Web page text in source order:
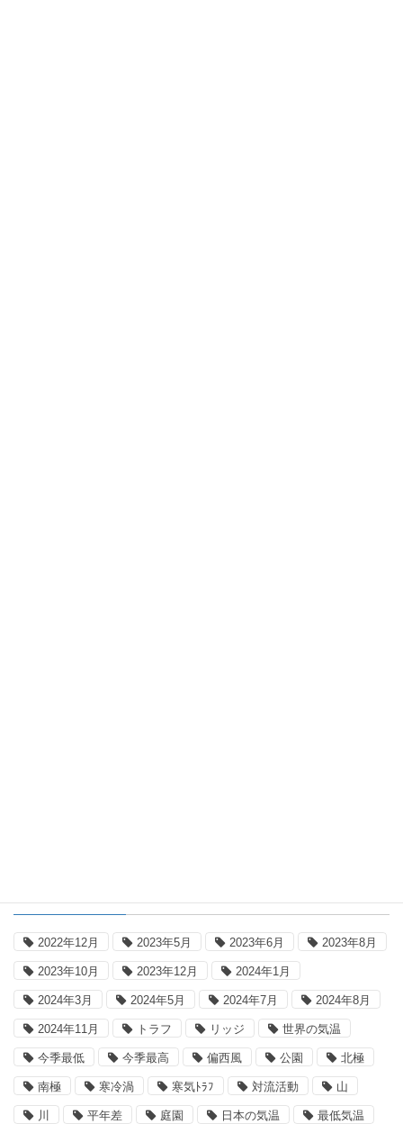
2022年12月 2023年5月 2023年6月 2023年8月
2023年10月 2023年12月 2024年1月
2024年3月 2024年5月 2024年7月 2024年8月
2024年11月 トラフ リッジ 世界の気温
今季最低 今季最高 偏西風 公園 北極
南極 寒冷渦 寒気ﾄﾗﾌ 対流活動 山
川 平年差 庭園 日本の気温 最低気温